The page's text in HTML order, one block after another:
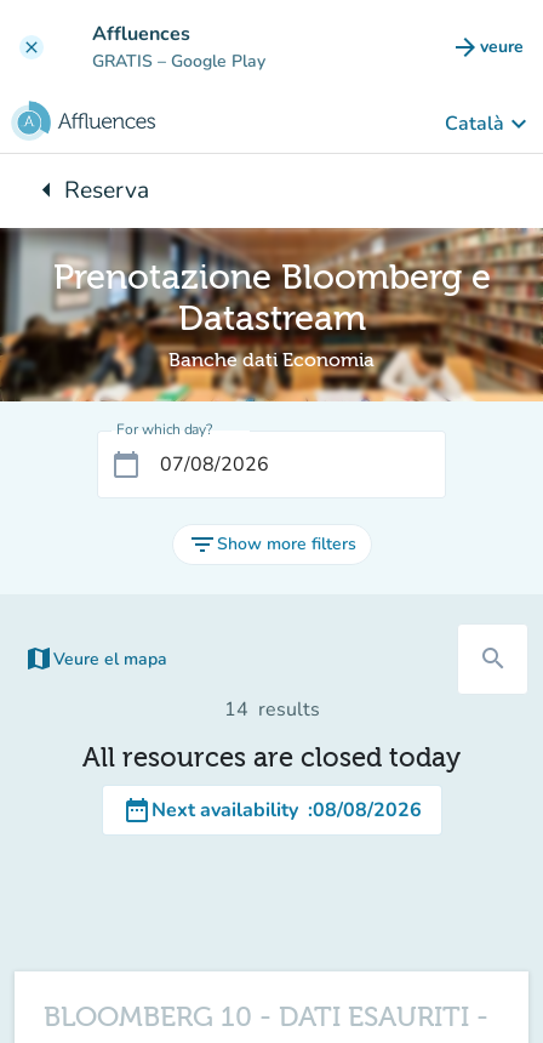
clear Affluences
GRATIS – Google Play arrow_forward veure
(new
Català keyboard_arrow_down
arrow_leftBack to:
Reserva
Prenotazione Bloomberg e
Datastream
Banche dati Economia
For which day?
calendar_today
filter_listShow more filters
map Veure el mapa
(new tab) search
14 results
All resources are closed today
date_rangeNext availability :08/08/2026
BLOOMBERG 10 - DATI ESAURITI -